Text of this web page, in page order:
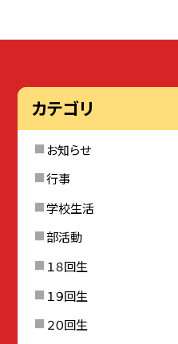
カテゴリ
お知らせ
行事
学校生活
部活動
１８回生
１９回生
２０回生